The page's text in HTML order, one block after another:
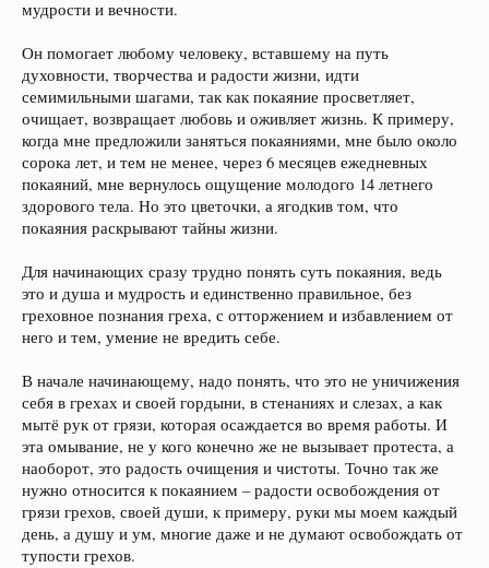
мудрости и вечности.
Он помогает любому человеку, вставшему на путь
духовности, творчества и радости жизни, идти
семимильными шагами, так как покаяние просветляет,
очищает, возвращает любовь и оживляет жизнь. К примеру,
когда мне предложили заняться покаяниями, мне было около
сорока лет, и тем не менее, через 6 месяцев ежедневных
покаяний, мне вернулось ощущение молодого 14 летнего
здорового тела. Но это цветочки, а ягодкив том, что
покаяния раскрывают тайны жизни.
Для начинающих сразу трудно понять суть покаяния, ведь
это и душа и мудрость и единственно правильное, без
греховное познания греха, с отторжением и избавлением от
него и тем, умение не вредить себе.
В начале начинающему, надо понять, что это не уничижения
себя в грехах и своей гордыни, в стенаниях и слезах, а как
мытё рук от грязи, которая осаждается во время работы. И
эта омывание, не у кого конечно же не вызывает протеста, а
наоборот, это радость очищения и чистоты. Точно так же
нужно относится к покаянием – радости освобождения от
грязи грехов, своей души, к примеру, руки мы моем каждый
день, а душу и ум, многие даже и не думают освобождать от
тупости грехов.